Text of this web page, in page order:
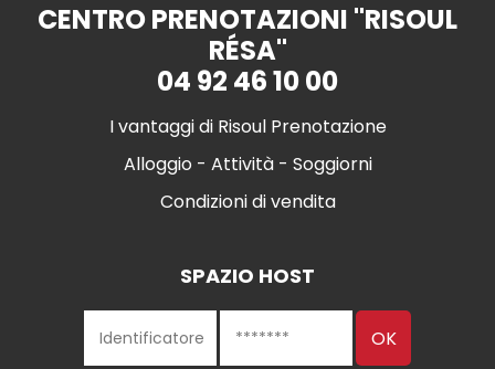
CENTRO PRENOTAZIONI "RISOUL
RÉSA"
04 92 46 10 00
I vantaggi di Risoul Prenotazione
Alloggio - Attività - Soggiorni
Condizioni di vendita
SPAZIO HOST